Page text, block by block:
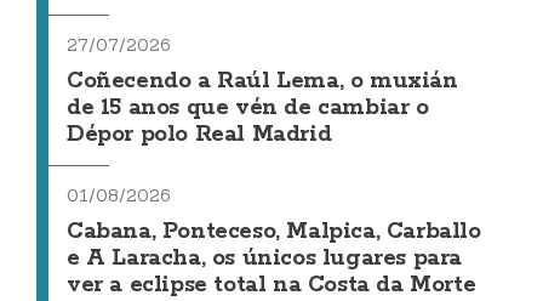
27/07/2026
Coñecendo a Raúl Lema, o muxián
de 15 anos que vén de cambiar o
Dépor polo Real Madrid
01/08/2026
Cabana, Ponteceso, Malpica, Carballo
e A Laracha, os únicos lugares para
ver a eclipse total na Costa da Morte